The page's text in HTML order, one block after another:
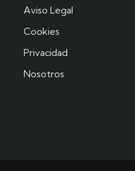
Aviso Legal
Cookies
Privacidad
Nosotros